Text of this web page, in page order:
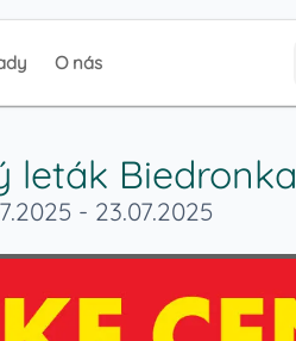
O nás
leták Biedronka
- 23.07.2025